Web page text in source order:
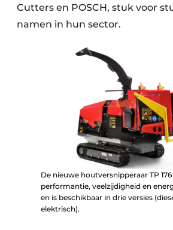
Cutters en POSCH, stuk voor
namen in hun sector.
De nieuwe houtversnipperaar TP
performantie, veelzijdigheid en
en is beschikbaar in drie versies
elektrisch).